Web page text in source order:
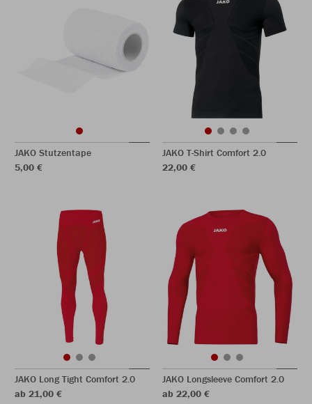
JAKO Stutzentape
5,00 €
JAKO T-Shirt Comfort 2.0
22,00 €
JAKO Long Tight Comfort 2.0
ab 21,00 €
JAKO Longsleeve Comfort 2.0
ab 22,00 €